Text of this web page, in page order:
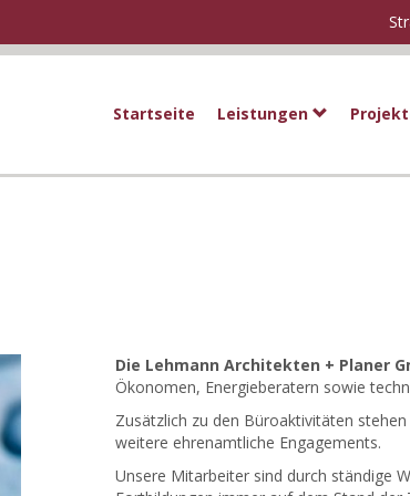
Startseite Leistungen
Die Lehmann Architekten + Planer
Ökonomen, Energieberatern sowie
Zusätzlich zu den Büroaktivitäten
weitere ehrenamtliche Engagements.
Unsere Mitarbeiter sind durch ständige